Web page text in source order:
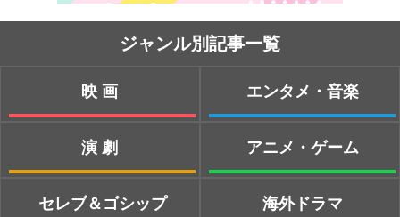
ジャンル別記事一覧
映画
演劇
セレブ＆ゴシップ
エンタメ・音楽
アニメ・ゲーム
海外ドラマ